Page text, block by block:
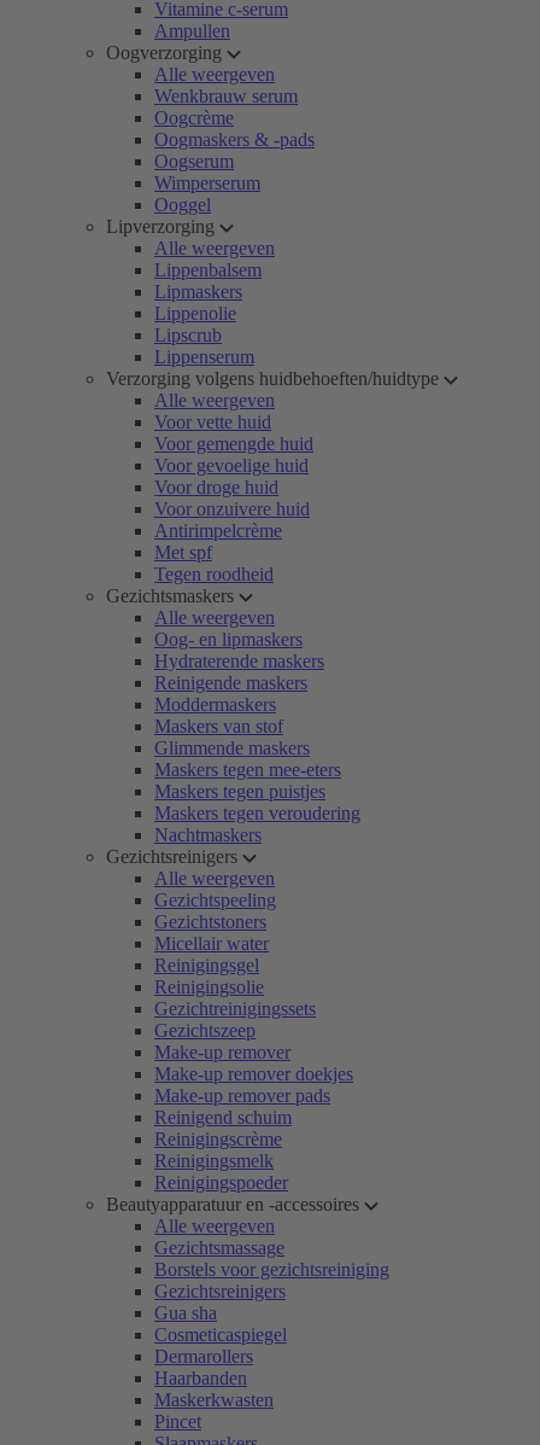
Vitamine c-serum
Ampullen
Oogverzorging
Alle weergeven
Wenkbrauw serum
Oogcrème
Oogmaskers & -pads
Oogserum
Wimperserum
Ooggel
Lipverzorging
Alle weergeven
Lippenbalsem
Lipmaskers
Lippenolie
Lipscrub
Lippenserum
Verzorging volgens huidbehoeften/huidtype
Alle weergeven
Voor vette huid
Voor gemengde huid
Voor gevoelige huid
Voor droge huid
Voor onzuivere huid
Antirimpelcrème
Met spf
Tegen roodheid
Gezichtsmaskers
Alle weergeven
Oog- en lipmaskers
Hydraterende maskers
Reinigende maskers
Moddermaskers
Maskers van stof
Glimmende maskers
Maskers tegen mee-eters
Maskers tegen puistjes
Maskers tegen veroudering
Nachtmaskers
Gezichtsreinigers
Alle weergeven
Gezichtspeeling
Gezichtstoners
Micellair water
Reinigingsgel
Reinigingsolie
Gezichtreinigingssets
Gezichtszeep
Make-up remover
Make-up remover doekjes
Make-up remover pads
Reinigend schuim
Reinigingscrème
Reinigingsmelk
Reinigingspoeder
Beautyapparatuur en -accessoires
Alle weergeven
Gezichtsmassage
Borstels voor gezichtsreiniging
Gezichtsreinigers
Gua sha
Cosmeticaspiegel
Dermarollers
Haarbanden
Maskerkwasten
Pincet